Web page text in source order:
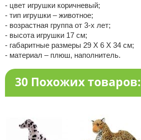
- цвет игрушки коричневый;
- тип игрушки – животное;
- возрастная группа от 3-х лет;
- высота игрушки 17 см;
- габаритные размеры 29 X 6 X 34 см;
- материал – плюш, наполнитель.
30 Похожих товаров: